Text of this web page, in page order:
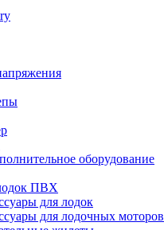
оборудование
ПВХ
для лодок
для лодочных моторов